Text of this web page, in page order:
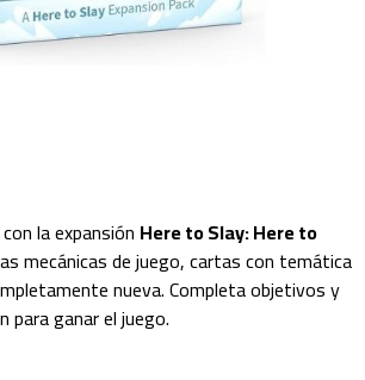
la expansión Here to Slay: Here to
mecánicas de juego, cartas con temática
nueva. Completa objetivos y
ganar el juego.